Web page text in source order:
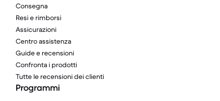
Consegna
Resi e rimborsi
Assicurazioni
Centro assistenza
Guide e recensioni
Confronta i prodotti
Tutte le recensioni dei clienti
Programmi